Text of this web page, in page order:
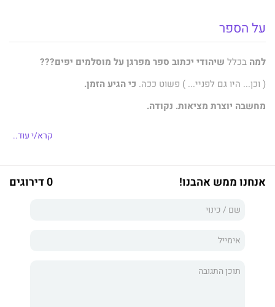
על הספר
למה בכלל שיהודי יכתוב ספר מפרגן על מוסלמים יפים???
( וכן... היו גם לפניי... ) פשוט ככה. כי הגיע הזמן.
מחשבה יוצרת מציאות. נקודה.
העוצמה בו הגיבור המורכב
לאוהב.
המתרס ועושה הפרדה ברורה
קרא/י עוד..
אנחנו ממש אהבנו! 0 דירוגים